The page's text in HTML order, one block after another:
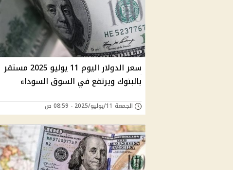
سعر الدولار اليوم 11 يوليو 2025 مستقر
بالبنوك ويرتفع في السوق السوداء
الجمعة 11/يوليو/2025 - 08:59 ص